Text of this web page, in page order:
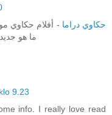
حكاوي دراما - أفلام حكاوي
ما هو
9.23
info. I really love read